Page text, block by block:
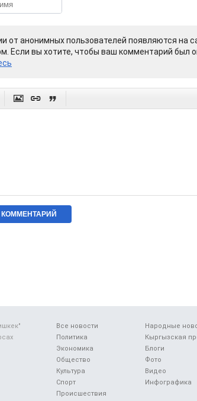
от анонимных пользователей появляются на
Если вы хотите, чтобы ваш комментарий был
  
Все новости
Политика
Экономика
Общество
Культура
Спорт
Происшествия
Народные
Кыргызская
Блоги
Фото
Видео
Инфографика